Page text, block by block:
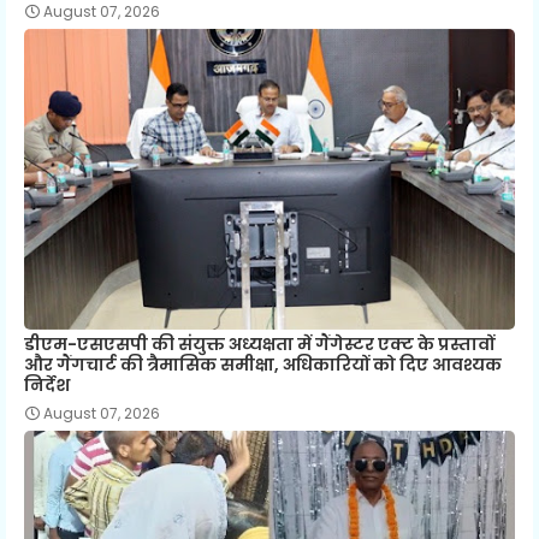
August 07, 2026
डीएम-एसएसपी की संयुक्त अध्यक्षता में गैंगेस्टर एक्ट के प्रस्तावों
और गैंगचार्ट की त्रैमासिक समीक्षा, अधिकारियों को दिए आवश्यक
निर्देश
August 07, 2026